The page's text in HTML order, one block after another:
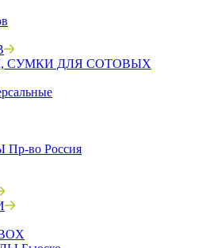
СУМКИ ДЛЯ СОТОВЫХ
во Россия